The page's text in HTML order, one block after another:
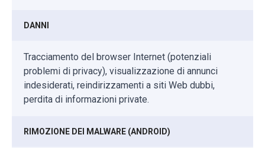
DANNI
Tracciamento del browser Internet (potenziali
problemi di privacy), visualizzazione di annunci
indesiderati, reindirizzamenti a siti Web dubbi,
perdita di informazioni private.
RIMOZIONE DEI MALWARE (ANDROID)